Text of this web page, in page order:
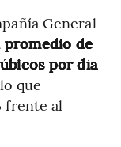
General
de
por día
que
frente al